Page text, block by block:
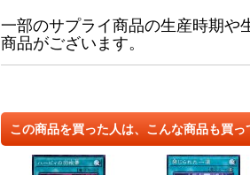
一部のサプライ商品の生産時期や
商品がございます。
この商品を買った人は、こんな商品も買っ